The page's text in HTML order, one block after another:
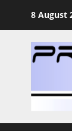
8 August